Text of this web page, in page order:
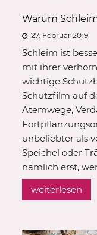
Warum
27. Februar 2019
Schleim ist
mit ihrer
wichtige
Schutzfilm auf
Atemwege,
unbeliebter als
Speichel oder
nämlich erst,
weiterlesen